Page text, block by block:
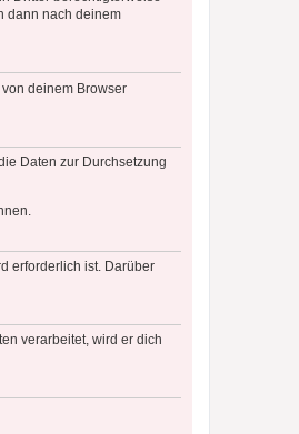
dann nach deinem
deinem Browser
Daten zur Durchsetzung
erforderlich ist. Darüber
verarbeitet, wird er dich